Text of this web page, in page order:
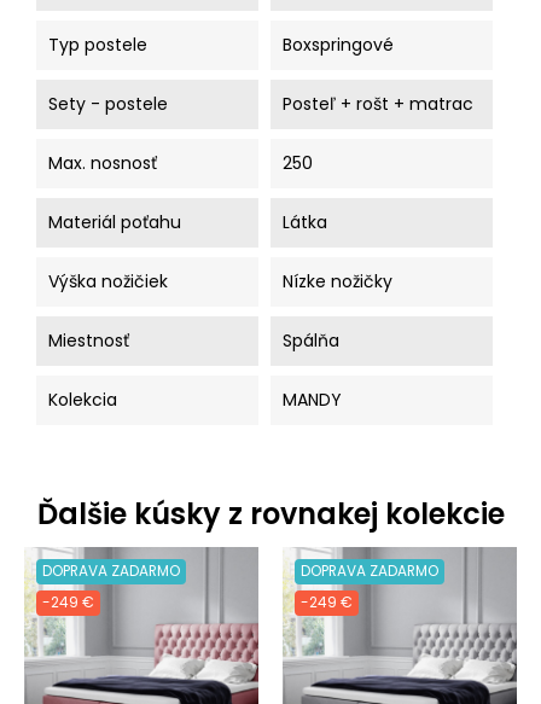
Typ postele Boxspringové
Sety - postele Posteľ + rošt + matrac
Max. nosnosť 250
Materiál poťahu Látka
Výška nožičiek Nízke nožičky
Miestnosť Spálňa
Kolekcia MANDY
Ďalšie kúsky z rovnakej kolekcie
DOPRAVA ZADARMO
-249 €
DOPRAVA ZADARMO
-249 €